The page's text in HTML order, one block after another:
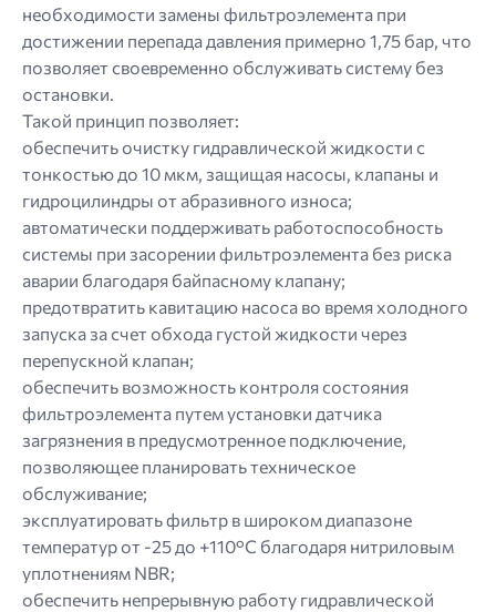
необходимости замены фильтроэлемента при
достижении перепада давления примерно 1,75 бар, что
позволяет своевременно обслуживать систему без
остановки.
Такой принцип позволяет:
обеспечить очистку гидравлической жидкости с
тонкостью до 10 мкм, защищая насосы, клапаны и
гидроцилиндры от абразивного износа;
автоматически поддерживать работоспособность
системы при засорении фильтроэлемента без риска
аварии благодаря байпасному клапану;
предотвратить кавитацию насоса во время холодного
запуска за счет обхода густой жидкости через
перепускной клапан;
обеспечить возможность контроля состояния
фильтроэлемента путем установки датчика
загрязнения в предусмотренное подключение,
позволяющее планировать техническое
обслуживание;
эксплуатировать фильтр в широком диапазоне
температур от -25 до +110°C благодаря нитриловым
уплотнениям NBR;
обеспечить непрерывную работу гидравлической